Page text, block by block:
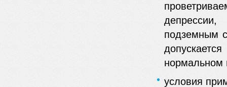
депрессии,
подземным
нормальном
условия